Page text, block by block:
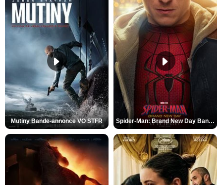
Mutiny Bande-annonce VO STFR Spider-Man: Brand New Day Bande-annonce VO STFR